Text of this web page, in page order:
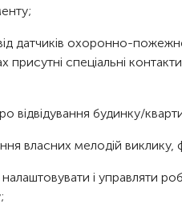
датчиків охоронно-
спеціальні контакти
відвідування будинку/
власних мелодій
і управляти